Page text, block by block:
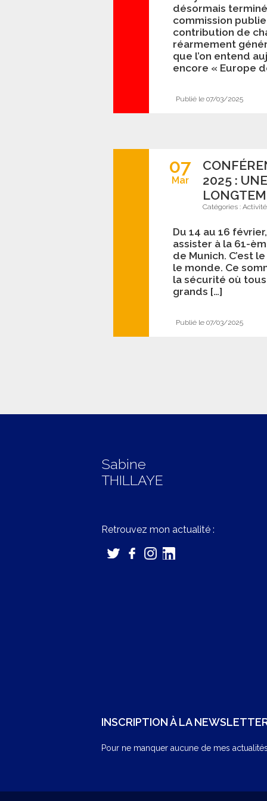
désormais
commission
contribution de
réarmement
que l’on entend
encore « Europe
Publié le 07/03/2025
07
Mar
2025 :
Catégories :
Du 14 au 16
assister à la 61-
de Munich. C’est
le monde. Ce
la sécurité où
grands […]
Publié le 07/03/2025
Sabine
THILLAYE
Retrouvez mon actualité :
INSCRIPTION À LA
Pour ne manquer aucune de mes